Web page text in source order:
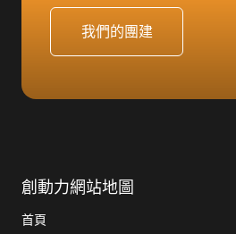
我們的團建
創動力網站地圖
首頁